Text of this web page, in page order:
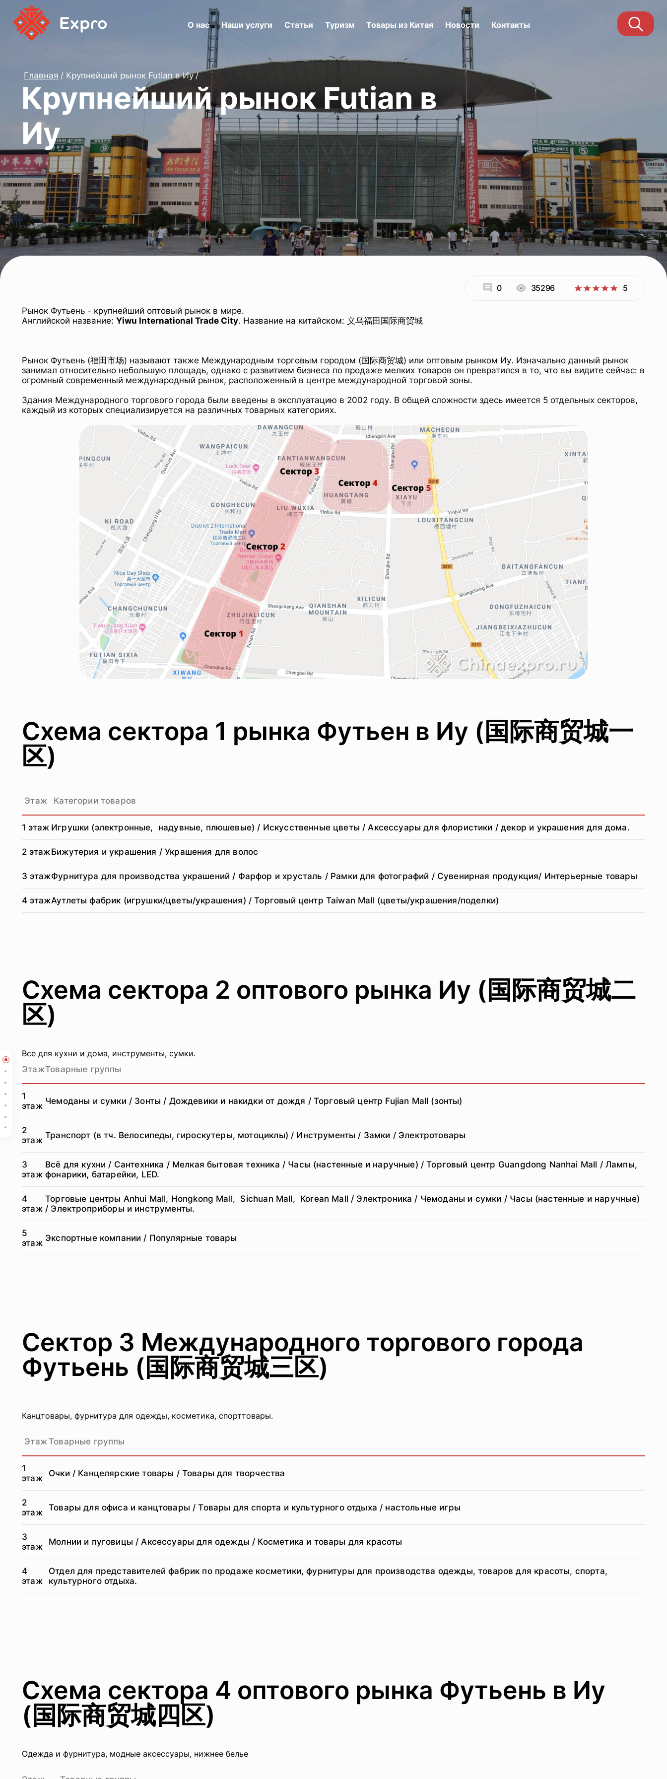
О нас Наши услуги Статьи Туризм Товары из Китая Новости Контакты
Главная Крупнейший рынок Futian в Иу
Крупнейший рынок Futian в
Иу
0 35296 5
Рынок Футьень - крупнейший оптовый рынок в мире.
Английской название: Yiwu International Trade City. Название на китайском: 义乌福田国际商贸城
Рынок Футьень (福田市场) называют также Международным торговым городом (国际商贸城) или оптовым рынком Иу. Изначально данный рынок
занимал относительно небольшую площадь, однако с развитием бизнеса по продаже мелких товаров он превратился в то, что вы видите сейчас: в
огромный современный международный рынок, расположенный в центре международной торговой зоны.
Здания Международного торгового города были введены в эксплуатацию в 2002 году. В общей сложности здесь имеется 5 отдельных секторов,
каждый из которых специализируется на различных товарных категориях.
Схема сектора 1 рынка Футьен в Иу (国际商贸城一
区)
Этаж Категории товаров
1 этаж Игрушки (электронные, надувные, плюшевые) / Искусственные цветы / Аксессуары для флористики / декор и украшения для дома.
2 этажБижутерия и украшения / Украшения для волос
3 этажФурнитура для производства украшений / Фарфор и хрусталь / Рамки для фотографий / Сувенирная продукция/ Интерьерные товары
4 этажАутлеты фабрик (игрушки/цветы/украшения) / Торговый центр Taiwan Mall (цветы/украшения/поделки)
Схема сектора 2 оптового рынка Иу (国际商贸城二
区)
Все для кухни и дома, инструменты, сумки.
ЭтажТоварные группы
1
этаж Чемоданы и сумки / Зонты / Дождевики и накидки от дождя / Торговый центр Fujian Mall (зонты)
2
этаж Транспорт (в тч. Велосипеды, гироскутеры, мотоциклы) / Инструменты / Замки / Электротовары
3
этаж
Всё для кухни / Сантехника / Мелкая бытовая техника / Часы (настенные и наручные) / Торговый центр Guangdong Nanhai Mall / Лампы,
фонарики, батарейки, LED.
4
этаж
Торговые центры Anhui Mall, Hongkong Mall, Sichuan Mall, Korean Mall / Электроника / Чемоданы и сумки / Часы (настенные и наручные)
/ Электроприборы и инструменты.
5
этаж Экспортные компании / Популярные товары
Сектор 3 Международного торгового города
Футьень (国际商贸城三区)
Канцтовары, фурнитура для одежды, косметика, спорттовары.
ЭтажТоварные группы
1
этаж
Очки / Канцелярские товары / Товары для творчества
2
этаж
Товары для офиса и канцтовары / Товары для спорта и культурного отдыха / настольные игры
3
этаж
Молнии и пуговицы / Аксессуары для одежды / Косметика и товары для красоты
4
этаж
Отдел для представителей фабрик по продаже косметики, фурнитуры для производства одежды, товаров для красоты, спорта,
культурного отдыха.
Схема сектора 4 оптового рынка Футьень в Иу
(国际商贸城四区)
Одежда и фурнитура, модные аксессуары, нижнее белье
Схема сектора 1 рынка Футьен в Иу (国际商贸城一区)
Схема сектора 2 оптового рынка Иу (国际商贸城二区)
Сектор 3 Международного торгового города Футьень (国际商贸城三区)
Схема сектора 4 оптового рынка Футьень в Иу (国际商贸城四区)
Схема сектора 5 оптового рынка Футьень в Иу (国际商贸城五区)
Список всех оптовых рынков в Иу
Похожие публикации